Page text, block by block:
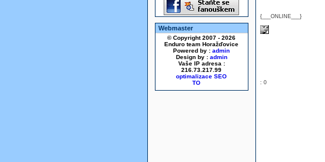
Webmaster
© Copyright 2007 - 2026
Enduro team Horažďovice
Powered by : admin
Design by : admin
Vaše IP adresa :
216.73.217.99
optimalizace SEO
{___ONLINE___}
: 0